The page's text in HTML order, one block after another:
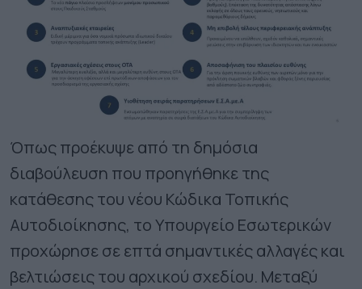
Όπως προέκυψε από τη δημόσια
διαβούλευση που προηγήθηκε της
κατάθεσης του νέου Κώδικα Τοπικής
Αυτοδιοίκησης, το Υπουργείο Εσωτερικών
προχώρησε σε επτά σημαντικές αλλαγές και
βελτιώσεις του αρχικού σχεδίου. Μεταξύ